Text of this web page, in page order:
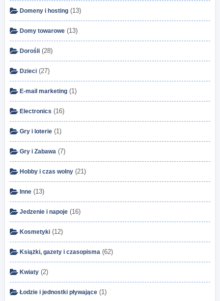
Domeny i hosting (13)
Domy towarowe (13)
Dorośli (28)
Dzieci (27)
E-mail marketing (1)
Electronics (16)
Gry i loterie (1)
Gry i Zabawa (7)
Hobby i czas wolny (21)
Inne (13)
Jedzenie i napoje (16)
Kosmetyki (12)
Książki, gazety i czasopisma (62)
Kwiaty (2)
Łodzie i jednostki pływające (1)